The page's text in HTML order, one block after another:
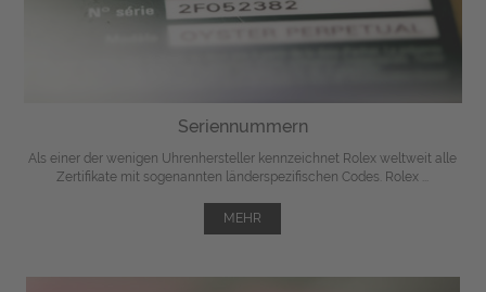
Seriennummern
Als einer der wenigen Uhrenhersteller kennzeichnet Rolex weltweit alle
Zertifikate mit sogenannten länderspezifischen Codes. Rolex ...
MEHR